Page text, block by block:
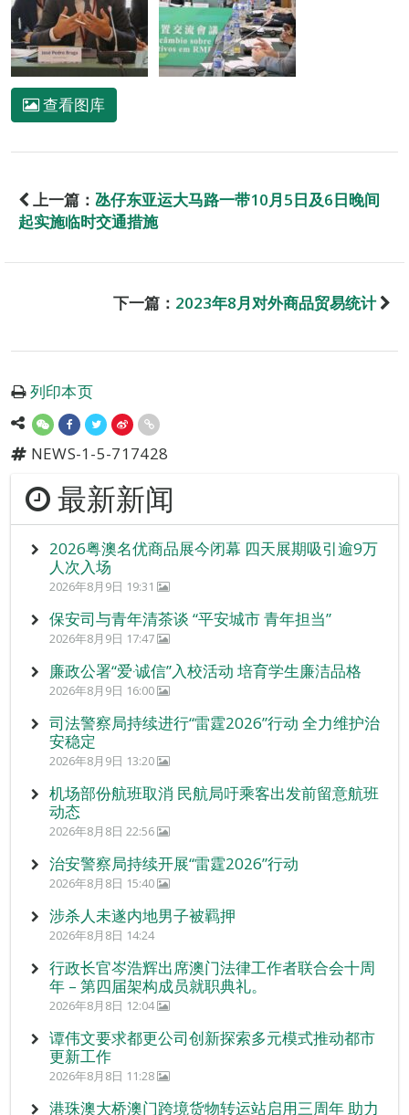
查看图库
上一篇： 氹仔东亚运大马路一带10月5日及6日晚间
起实施临时交通措施
下一篇： 2023年8月对外商品贸易统计
列印本页
NEWS-1-5-717428
最新新闻
2026粤澳名优商品展今闭幕 四天展期吸引逾9万
人次入场
2026年8月9日 19:31
保安司与青年清茶谈 “平安城市 青年担当”
2026年8月9日 17:47
廉政公署“爱‧诚信”入校活动 培育学生廉洁品格
2026年8月9日 16:00
司法警察局持续进行“雷霆2026”行动 全力维护治
安稳定
2026年8月9日 13:20
机场部份航班取消 民航局吁乘客出发前留意航班
动态
2026年8月8日 22:56
治安警察局持续开展“雷霆2026”行动
2026年8月8日 15:40
涉杀人未遂内地男子被羁押
2026年8月8日 14:24
行政长官岑浩辉出席澳门法律工作者联合会十周
年 – 第四届架构成员就职典礼。
2026年8月8日 12:04
谭伟文要求都更公司创新探索多元模式推动都市
更新工作
2026年8月8日 11:28
港珠澳大桥澳门跨境货物转运站启用三周年 助力